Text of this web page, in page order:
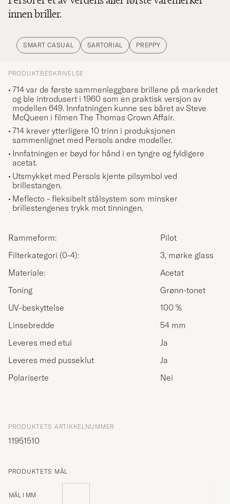
innen briller.
SMART CASUAL SARTORIAL PREPPY
PRODUKTBESKRIVELSE
714 var de første sammenleggbare brillene på markedet
og ble introdusert i 1960 som en praktisk versjon av
modellen 649. Innfatningen kunne ses båret av Steve
McQueen i filmen The Thomas Crown Affair.
714 krever ytterligere 10 trinn i produksjonen
sammenlignet med Persols andre modeller.
Innfatningen er bøyd for hånd i en tyngre og fyldigere
acetat.
Utsmykket med Persols kjente pilsymbol ved
brillestangen.
Meflecto - fleksibelt stålsystem som minsker
brillestengenes trykk mot tinningen.
Rammeform:
Pilot
Filterkategori (0-4):
3, mørke glass
Materiale:
Acetat
Toning
Grønn-tonet
UV-beskyttelse
100 %
Linsebredde
54 mm
Leveres med etui
Ja
Leveres med pusseklut
Ja
Polariserte
Nei
PRODUKTETS ARTIKKELNUMMER
11951510
PRODUKTETS MÅL
MÅL I MM